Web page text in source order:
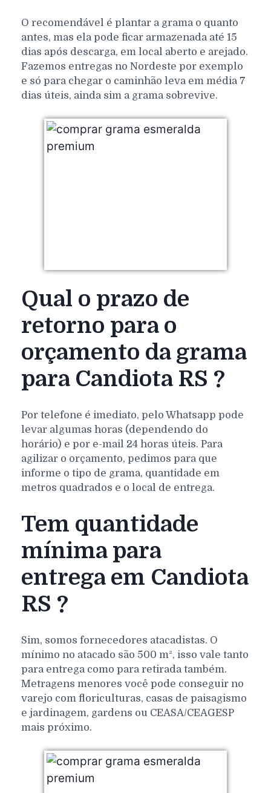
O recomendável é plantar a grama o quanto
antes, mas ela pode ficar armazenada até 15
dias após descarga, em local aberto e arejado.
Fazemos entregas no Nordeste por exemplo
e só para chegar o caminhão leva em média 7
dias úteis, ainda sim a grama sobrevive.
Qual o prazo de
retorno para o
orçamento da grama
para Candiota RS ?
Por telefone é imediato, pelo Whatsapp pode
levar algumas horas (dependendo do
horário) e por e-mail 24 horas úteis. Para
agilizar o orçamento, pedimos para que
informe o tipo de grama, quantidade em
metros quadrados e o local de entrega.
Tem quantidade
mínima para
entrega em Candiota
RS ?
Sim, somos fornecedores atacadistas. O
mínimo no atacado são 500 m², isso vale tanto
para entrega como para retirada também.
Metragens menores você pode conseguir no
varejo com floriculturas, casas de paisagismo
e jardinagem, gardens ou CEASA/CEAGESP
mais próximo.